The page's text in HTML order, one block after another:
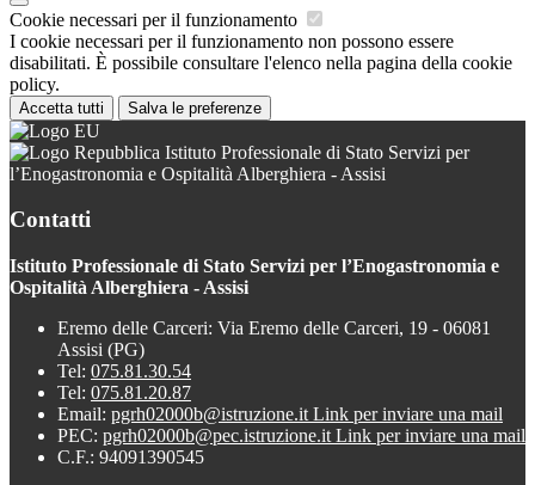
Cookie necessari per il funzionamento
I cookie necessari per il funzionamento non possono essere
disabilitati. È possibile consultare l'elenco nella pagina della cookie
policy.
Accetta tutti Salva le preferenze
Istituto Professionale di Stato Servizi per
l’Enogastronomia e Ospitalità Alberghiera - Assisi
Contatti
Istituto Professionale di Stato Servizi per l’Enogastronomia e
Ospitalità Alberghiera - Assisi
Eremo delle Carceri: Via Eremo delle Carceri, 19 - 06081
Assisi (PG)
Tel: 075.81.30.54
Tel: 075.81.20.87
Email: pgrh02000b@istruzione.it Link per inviare una mail
PEC: pgrh02000b@pec.istruzione.it Link per inviare una mail
C.F.: 94091390545